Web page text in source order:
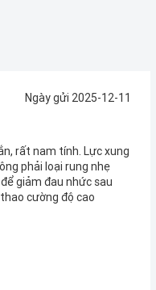
Ngày gửi 2025-12-13
rổ và thường xuyên bị
Pro là người bạn đồng
Lực đấm như một
thực thụ, giải quyết dứt